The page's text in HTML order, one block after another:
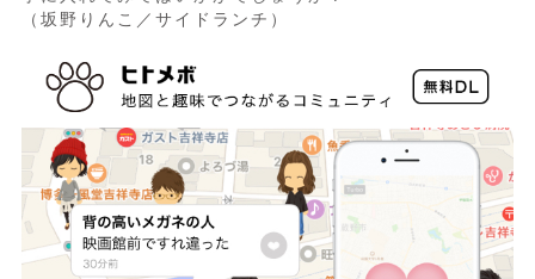
（坂野りんこ／サイドランチ）